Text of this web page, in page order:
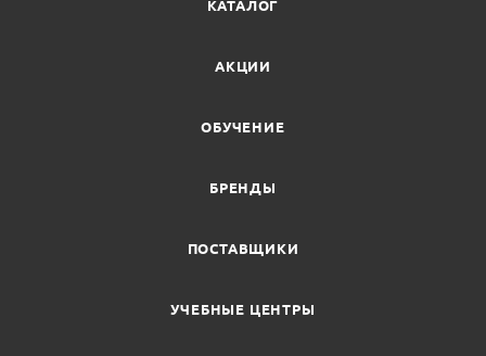
КАТАЛОГ
АКЦИИ
ОБУЧЕНИЕ
БРЕНДЫ
ПОСТАВЩИКИ
УЧЕБНЫЕ ЦЕНТРЫ